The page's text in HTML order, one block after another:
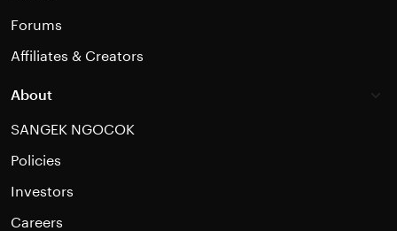
Forums
Affiliates & Creators
About
SANGEK NGOCOK
Policies
Investors
Careers